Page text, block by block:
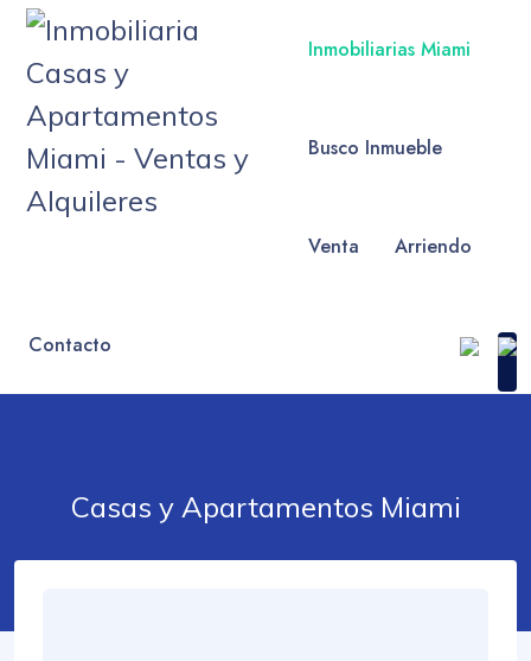
Inmobiliarias Miami
Busco Inmueble
Venta Arriendo
Contacto
Casas y Apartamentos Miami